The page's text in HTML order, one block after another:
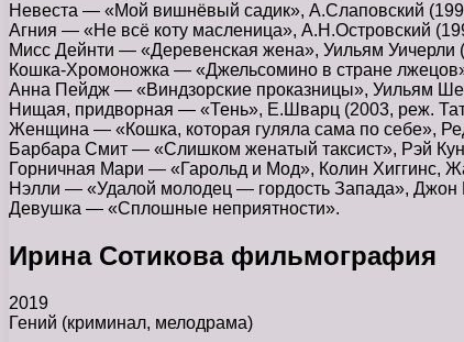
Невеста — «Мой вишнёвый садик», А.Слаповский
Агния — «Не всё коту масленица», А.Н.Островский
Мисс Дейнти — «Деревенская жена», Уильям Уичерли
Кошка-Хромоножка — «Джельсомино в стране
Анна Пейдж — «Виндзорские проказницы», Уильям
Нищая, придворная — «Тень», Е.Шварц (2003, реж.
Женщина — «Кошка, которая гуляла сама по себе»,
Барбара Смит — «Слишком женатый таксист», Рэй
Горничная Мари — «Гарольд и Мод», Колин Хиггинс,
Нэлли — «Удалой молодец — гордость Запада», Джон
Девушка — «Сплошные неприятности».
Ирина Сотикова фильмография
2019
Гений (криминал, мелодрама)